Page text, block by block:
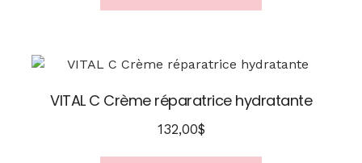
VITAL C Crème réparatrice hydratante
132,00$